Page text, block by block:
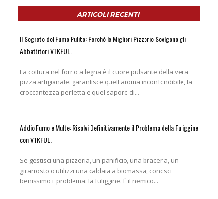
ARTICOLI RECENTI
Il Segreto del Fumo Pulito: Perché le Migliori Pizzerie Scelgono gli
Abbattitori VTKFUL.
La cottura nel forno a legna è il cuore pulsante della vera
pizza artigianale: garantisce quell'aroma inconfondibile, la
croccantezza perfetta e quel sapore di...
Addio Fumo e Multe: Risolvi Definitivamente il Problema della Fuliggine
con VTKFUL.
Se gestisci una pizzeria, un panificio, una braceria, un
girarrosto o utilizzi una caldaia a biomassa, conosci
benissimo il problema: la fuliggine. È il nemico...